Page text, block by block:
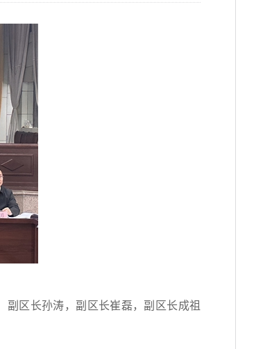
区长孙涛，副区长崔磊，副区长成祖